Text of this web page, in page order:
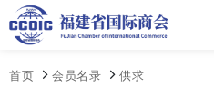
首页 会员名录 供求